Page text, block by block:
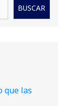
BUSCAR
que las